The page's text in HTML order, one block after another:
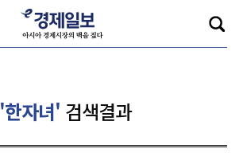
'한자녀' 검색결과